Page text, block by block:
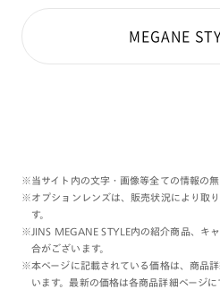
MEGANE
※当サイト内の文字・画像等全ての情報の無
※オプションレンズは、販売状況により取
す。
※JINS MEGANE STYLE内の紹介商品、キ
合がございます。
※本ページに記載されている価格は、商品
います。最新の価格は各商品詳細ページに